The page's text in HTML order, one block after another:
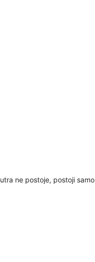
ne postoje, postoji samo